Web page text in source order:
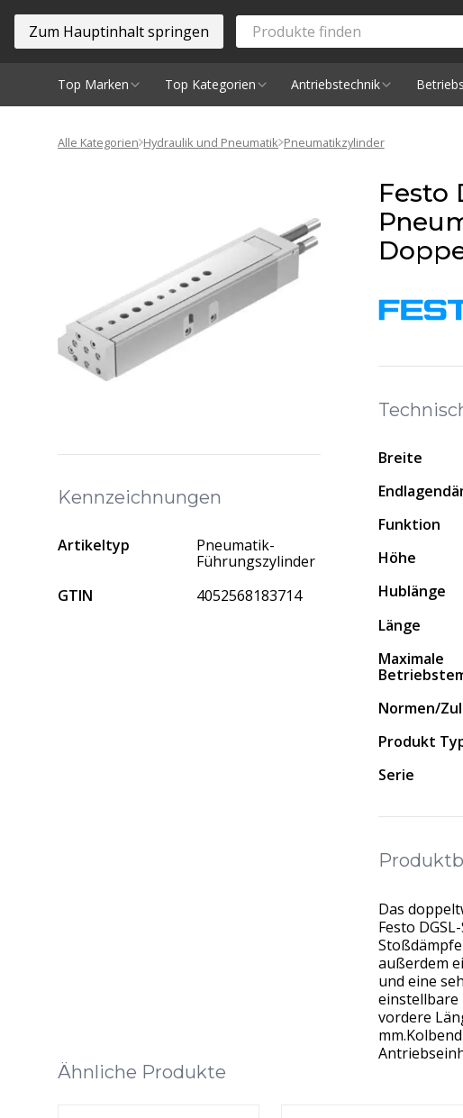
Zum Hauptinhalt springen
Top Marken Top Kategorien Antriebstechnik
Alle Kategorien Hydraulik und Pneumatik Pneumatikzylinder
Festo
Breite
Funktion
Höhe
Hublänge
Länge
Maximale
Normen/
Produkt
Serie
Das
Festo
außerdem
und eine
einstellbare
vordere
Kennzeichnungen
Artikeltyp
Pneumatik-
Führungszylinder
GTIN
4052568183714
Ähnliche Produkte